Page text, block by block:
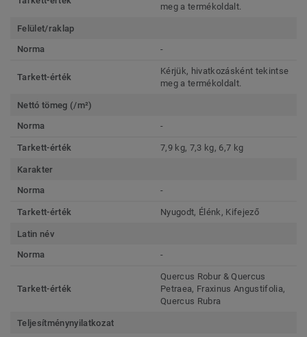
meg a termékoldalt.
Felület/raklap
Norma
-
Tarkett-érték
Kérjük, hivatkozásként tekintse
meg a termékoldalt.
Nettó tömeg (/m²)
Norma
-
Tarkett-érték 7,9 kg, 7,3 kg, 6,7 kg
Karakter
Norma
-
Tarkett-érték Nyugodt, Élénk, Kifejező
Latin név
Norma
-
Tarkett-érték
Quercus Robur & Quercus
Petraea, Fraxinus Angustifolia,
Quercus Rubra
Teljesítménynyilatkozat